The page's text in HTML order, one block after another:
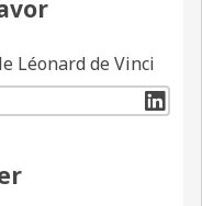
Léonard de Vinci